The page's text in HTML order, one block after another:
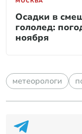
Осадки в
гололед:
ноября
метеорологи